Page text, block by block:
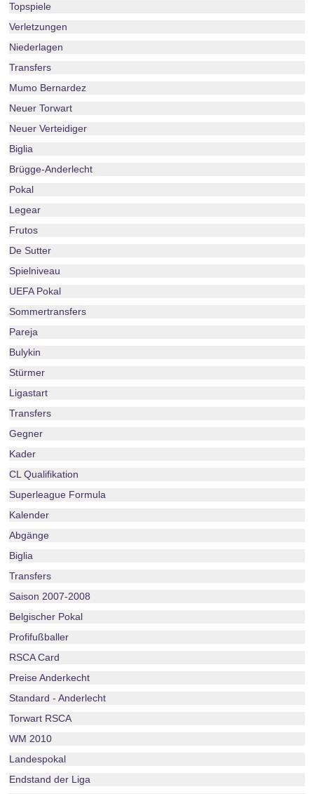
Topspiele
Verletzungen
Niederlagen
Transfers
Mumo Bernardez
Neuer Torwart
Neuer Verteidiger
Biglia
Brügge-Anderlecht
Pokal
Legear
Frutos
De Sutter
Spielniveau
UEFA Pokal
Sommertransfers
Pareja
Bulykin
Stürmer
Ligastart
Transfers
Gegner
Kader
CL Qualifikation
Superleague Formula
Kalender
Abgänge
Biglia
Transfers
Saison 2007-2008
Belgischer Pokal
Profifußballer
RSCA Card
Preise Anderkecht
Standard - Anderlecht
Torwart RSCA
WM 2010
Landespokal
Endstand der Liga